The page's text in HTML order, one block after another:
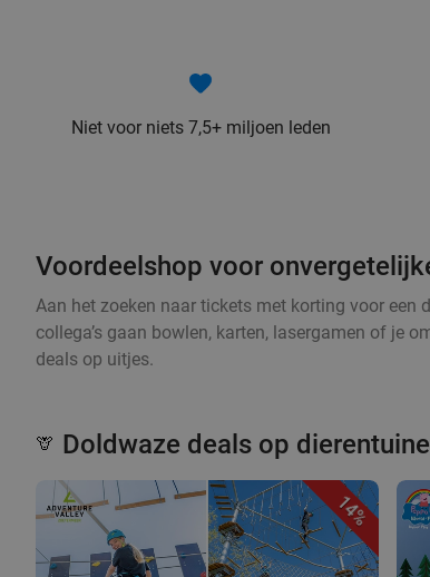
Niet voor niets 7,5+ miljoen leden
Voordeelshop voor
Aan het zoeken naar tickets met korting voor
collega’s gaan bowlen, karten, lasergamen of je
deals op uitjes.
🦒 Doldwaze deals op
14%